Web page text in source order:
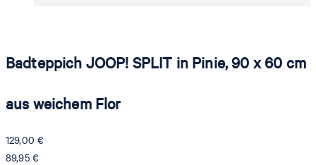
Badteppich JOOP! SPLIT in Pinie, 90 x 60 cm
aus weichem Flor
129,00 €
89,95 €